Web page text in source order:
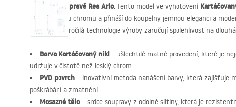
sprchové soupravě Rea Arlo. Tento model ve vyhotovení
ke klasickému chromu a přináší do koupelny jemnou eleganci a
mosazi a pokročilá technologie výroby zaručují spolehlivost na
Barva Kartáčovaný nikl – ušlechtilé matné provedení, které je
udržuje v čistotě než lesklý chrom.
PVD povrch – inovativní metoda nanášení barvy, která zajišťuje
poškrábání a zmatnění.
Mosazné tělo– srdce soupravy z odolné slitiny, která je